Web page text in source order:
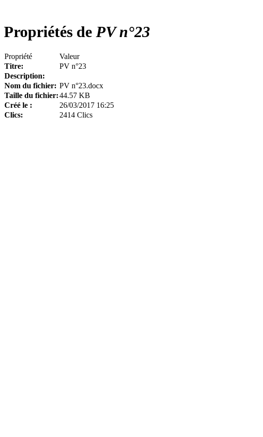
Propriétés de PV n°23
Propriété
Valeur
Titre:
PV n°23
Description:
Nom du fichier: PV n°23.docx
Taille du fichier:44.57 KB
Créé le :
26/03/2017 16:25
Clics:
2414 Clics